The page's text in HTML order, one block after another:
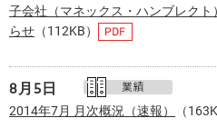
子会社（マネックス・ハンブレク
らせ （112KB）
8月 5日
2014年7月 月次概況（速報） （